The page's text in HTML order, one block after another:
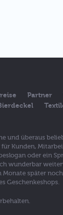
Partner
und überaus
Kunden,
oder ein
wunderbar
später
Geschenkeshops.